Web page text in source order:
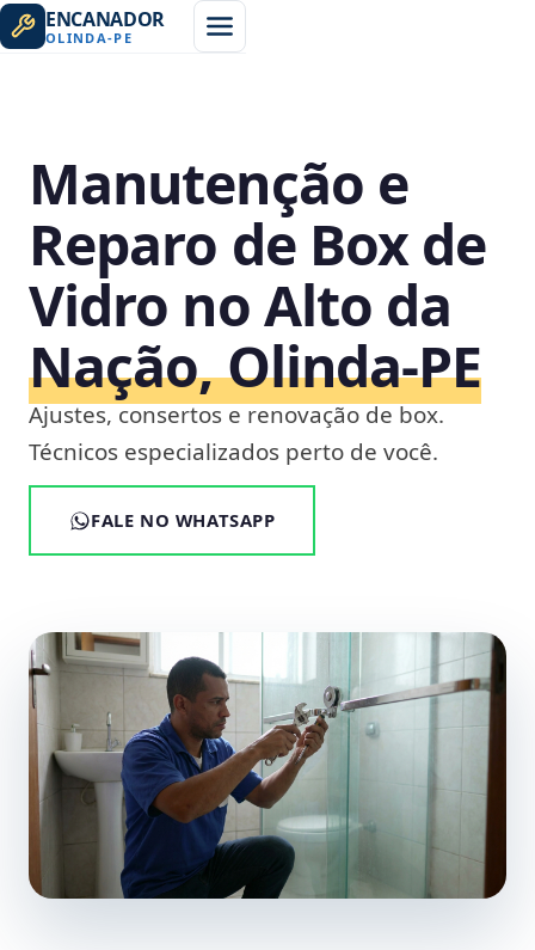
ENCANADOR
OLINDA-PE
Manutenção e
Reparo de Box de
Vidro no Alto da
Nação, Olinda‑PE
Ajustes, consertos e renovação de box.
Técnicos especializados perto de você.
FALE NO WHATSAPP